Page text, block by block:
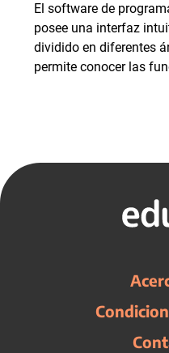
El software de
posee una interfaz
dividido en diferentes
permite conocer las